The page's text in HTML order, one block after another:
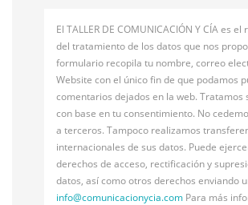
El TALLER DE COMUNICACIÓN Y CÍA es
del tratamiento de los datos que nos
formulario recopila tu nombre, correo
Website con el único fin de que podamos
comentarios dejados en la web. Tratamos
con base en tu consentimiento. No
a terceros. Tampoco realizamos
internacionales de sus datos. Puede
derechos de acceso, rectificación y
datos, así como otros derechos enviando
info@comunicacionycia.com Para más